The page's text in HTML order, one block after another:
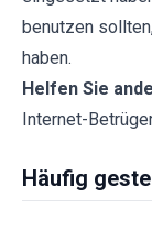
benutzen
haben.
Helfen Sie
Internet-
Häufig